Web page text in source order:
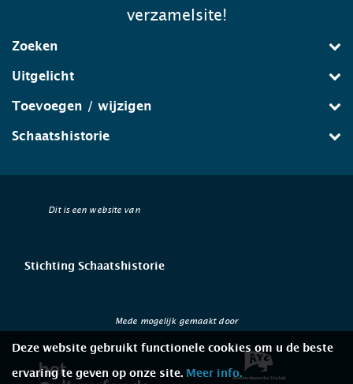
verzamelsite!
Zoeken
Uitgelicht
Toevoegen / wijzigen
Schaatshistorie
Dit is een website van
Stichting Schaatshistorie
Mede mogelijk gemaakt door
Deze website gebruikt functionele cookies om u de beste
ervaring te geven op onze site. Meer info.